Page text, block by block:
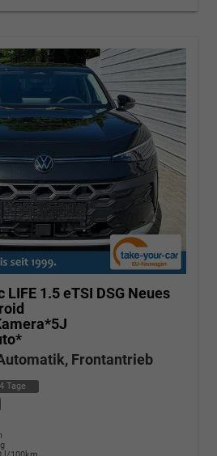
LIFE 1.5 eTSI DSG Neues
Frontantrieb
Tage